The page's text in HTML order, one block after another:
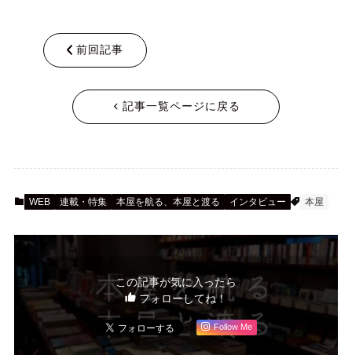
前回記事
記事一覧ページに戻る
WEB 連載・特集 本屋を航る、本屋と渡る インタビュー 本屋
この記事が気に入ったら
フォローしてね！
Follow Me